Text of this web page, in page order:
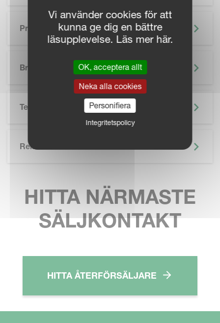
Precisionsjordbruk
Broschyr
Teknisk Specifikation
Related
HITTA NÄRMASTE
SÄLJKONTAKT
HITTA ÅTERFÖRSÄLJARE
Vi använder cookies för att
kunna ge dig en bättre
läsupplevelse. Läs mer här.
OK, acceptera allt
Neka alla cookies
Personifiera
Integritetspolicy